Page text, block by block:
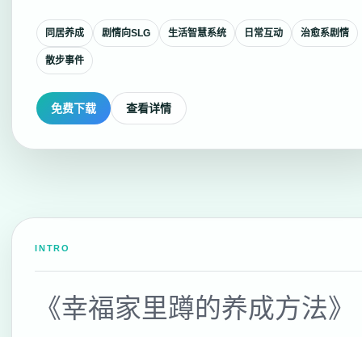
同居养成 剧情向SLG 生活智慧系统 日常互动 治愈系剧情
散步事件
免费下载 查看详情
INTRO
《幸福家里蹲的养成方法》